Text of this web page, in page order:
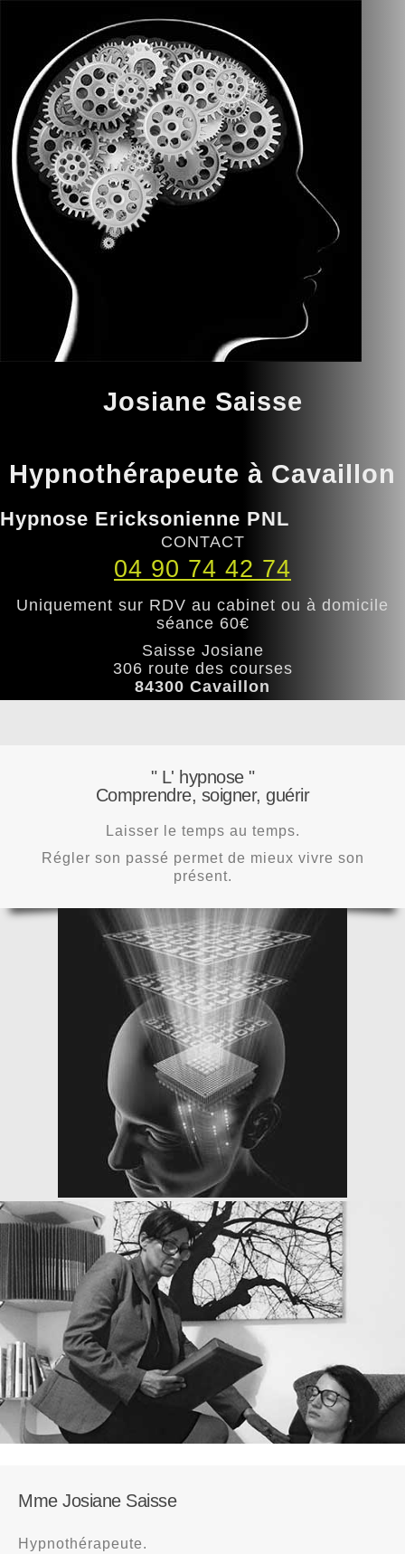
Josiane Saisse
Hypnothérapeute à Cavaillon
Hypnose Ericksonienne PNL
CONTACT
04 90 74 42 74
Uniquement sur RDV au cabinet ou à domicile
séance 60€
Saisse Josiane
306 route des courses
84300 Cavaillon
" L' hypnose "
Comprendre, soigner, guérir
Laisser le temps au temps.
Régler son passé permet de mieux vivre son
présent.
Mme Josiane Saisse
Hypnothérapeute.